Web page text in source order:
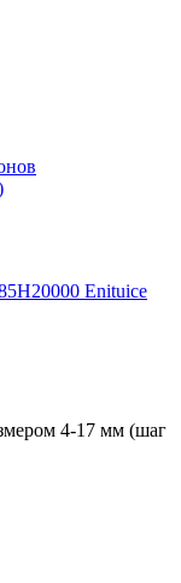
4-17 мм (шаг